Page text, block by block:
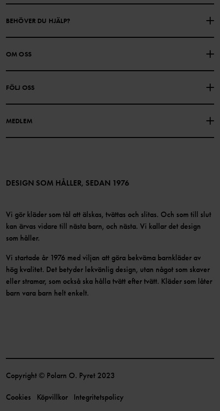
BEHÖVER DU HJÄLP?
KONTAKTA OSS
PRESENTKORTSALDO KÖPVILLKOR
INTEGRITETSPOLICY
OM OSS
FÖLJ OSS
MEDLEM
Bli medlem
DESIGN SOM HÅLLER, SEDAN 1976
Vi gör kläder som tål att älskas, tvättas och slitas. Och som till slut
kan ärvas vidare till nästa barn, och nästa. Vi kallar det design
som håller.
Vi startade år 1976 med viljan att göra bekväma barnkläder av
hög kvalitet. Det betyder lekvänlig design, utan något som skaver
eller stramar, som också ska hålla tvätt efter tvätt. Kläder som låter
barn vara barn helt enkelt.
Copyright © Polarn O. Pyret 2023
Cookies Köpvillkor Integritetspolicy